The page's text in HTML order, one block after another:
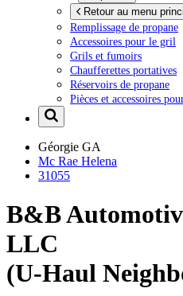
Retour au menu
Remplissage de propane
Accessoires pour le gril
Grils et fumoirs
Chaufferettes portatives
Réservoirs de propane
Pièces et accessoires
Géorgie GA
Mc Rae Helena
31055
B&B
LLC
(U-Haul